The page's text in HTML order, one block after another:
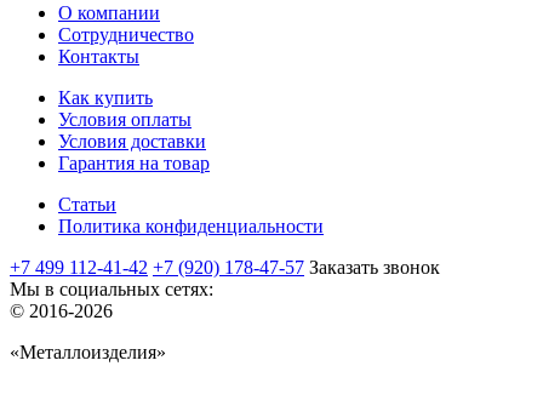
О компании
Сотрудничество
Контакты
Как купить
Условия оплаты
Условия доставки
Гарантия на товар
Статьи
Политика конфиденциальности
+7 499 112-41-42 +7 (920) 178-47-57 Заказать звонок
Мы в социальных сетях:
© 2016-2026
«Металлоизделия»